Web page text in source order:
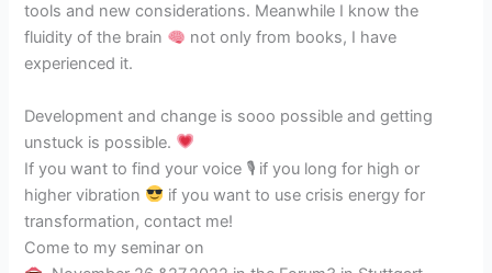
tools and new considerations. Meanwhile I know the
fluidity of the brain
not only from books, I have
experienced it.
Development and change is sooo possible and getting
unstuck is possible.
If you want to find your voice 🎙 if you long for high or
higher vibration
if you want to use crisis energy for
transformation, contact me!
Come to my seminar on